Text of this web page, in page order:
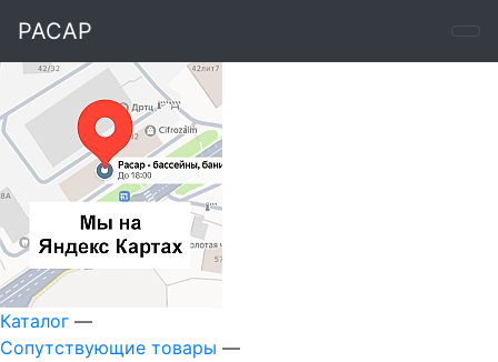
РАСАР
Каталог —
Сопутствующие товары —